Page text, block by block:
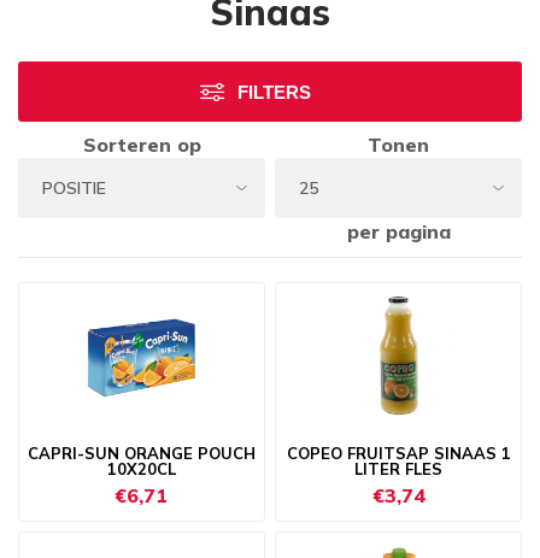
Sinaas
FILTERS
Sorteren op Tonen
per pagina
CAPRI-SUN ORANGE POUCH
10X20CL
€6,71
COPEO FRUITSAP SINAAS 1
LITER FLES
€3,74